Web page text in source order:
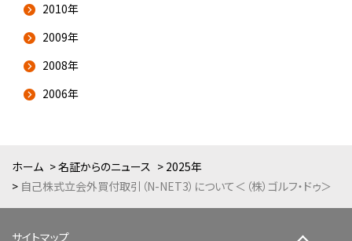
ホーム 名証からのニュース
2025年
自己株式立会外買付取引（N-NET3）について＜（株）ゴルフ・ドゥ＞
2010年
2009年
2008年
2006年
サイトマップ